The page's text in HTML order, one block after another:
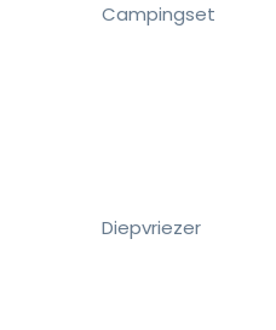
Campingset
Diepvriezer